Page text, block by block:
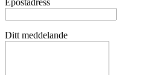
Epostadress
Ditt meddelande